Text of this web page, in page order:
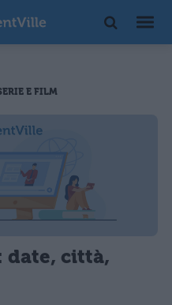
E FILM
date, città,